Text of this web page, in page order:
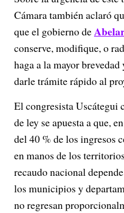
Cámara también aclaró
que el gobierno de
conserve, modifique, o
haga a la mayor
darle trámite rápido al
El congresista Uscátegui
de ley se apuesta a que,
del 40 % de los ingresos
en manos de los
recaudo nacional
los municipios y
no regresan